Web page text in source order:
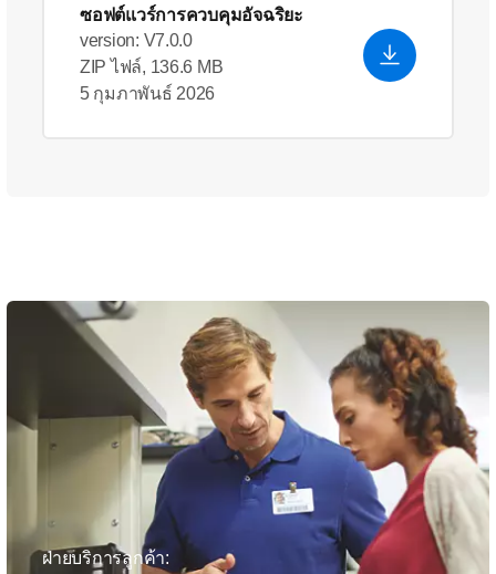
ซอฟต์แวร์การควบคุมอัจฉริยะ
version: V7.0.0
ZIP ไฟล์, 136.6 MB
5 กุมภาพันธ์ 2026
ฝ่ายบริการลูกค้า: